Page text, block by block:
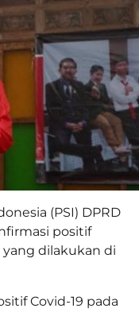
(PSI) DPRD
positif
yang dilakukan di
Covid-19 pada